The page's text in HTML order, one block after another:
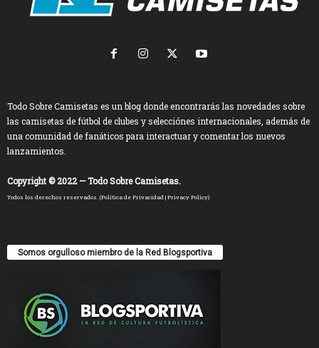
Todo Sobre Camisetas es un blog donde encontrarás las novedades sobre
las camisetas de fútbol de clubes y selecciónes internacionales, además de
una comunidad de fanáticos para interactuar y comentar los nuevos
lanzamientos.
Copyright © 2022 — Todo Sobre Camisetas.
Todos los derechos reservados. (Política de Privacidad | Privacy Policy)
Somos orgulloso miembro de la Red Blogsportiva